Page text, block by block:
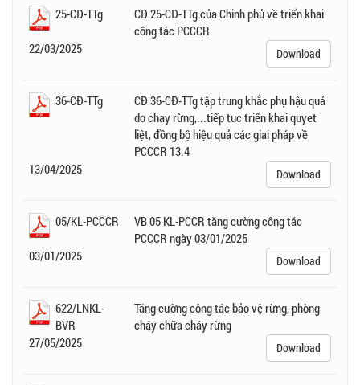
25-CĐ-TTg
CĐ 25-CĐ-TTg của Chinh phủ về triển khai
công tác PCCCR
22/03/2025
Download
36-CĐ-TTg
CĐ 36-CĐ-TTg tập trung khắc phụ hậu quả
do chay rừng,...tiếp tuc triển khai quyet
liệt, đồng bộ hiệu quả các giai pháp về
PCCCR 13.4
13/04/2025
Download
05/KL-PCCCR
VB 05 KL-PCCR tăng cường công tác
PCCCR ngày 03/01/2025
03/01/2025
Download
622/LNKL-
BVR
Tăng cường công tác bảo vệ rừng, phòng
cháy chữa cháy rừng
27/05/2025
Download